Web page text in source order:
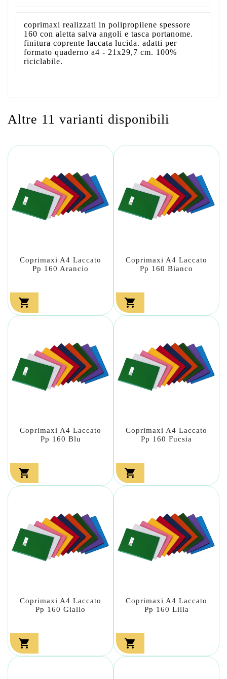
coprimaxi realizzati in polipropilene spessore
160 con aletta salva angoli e tasca portanome.
finitura coprente laccata lucida. adatti per
formato quaderno a4 - 21x29,7 cm. 100%
riciclabile.
Altre 11 varianti disponibili
Coprimaxi A4 Laccato
Pp 160 Arancio

Coprimaxi A4 Laccato
Pp 160 Bianco

Coprimaxi A4 Laccato
Pp 160 Blu

Coprimaxi A4 Laccato
Pp 160 Fucsia

Coprimaxi A4 Laccato
Pp 160 Giallo

Coprimaxi A4 Laccato
Pp 160 Lilla
